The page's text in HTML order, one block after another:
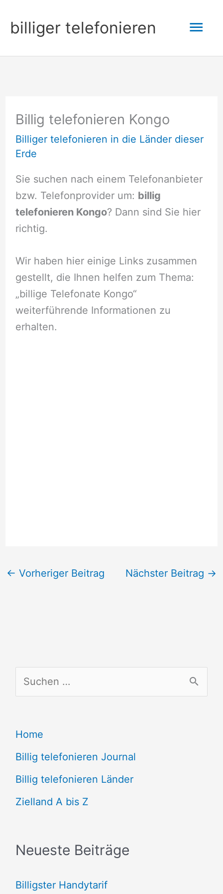
Inhalt
springen
billiger telefonieren
Billig telefonieren Kongo
Billiger telefonieren in die Länder dieser
Erde
Sie suchen nach einem Telefonanbieter
bzw. Telefonprovider um: billig
telefonieren Kongo? Dann sind Sie hier
richtig.
Wir haben hier einige Links zusammen
gestellt, die Ihnen helfen zum Thema:
„billige Telefonate Kongo“
weiterführende Informationen zu
erhalten.
← Vorheriger Beitrag Nächster Beitrag →
u
h
e
n
n
h
Home
Billig telefonieren Journal
Billig telefonieren Länder
Zielland A bis Z
Neueste Beiträge
Billigster Handytarif